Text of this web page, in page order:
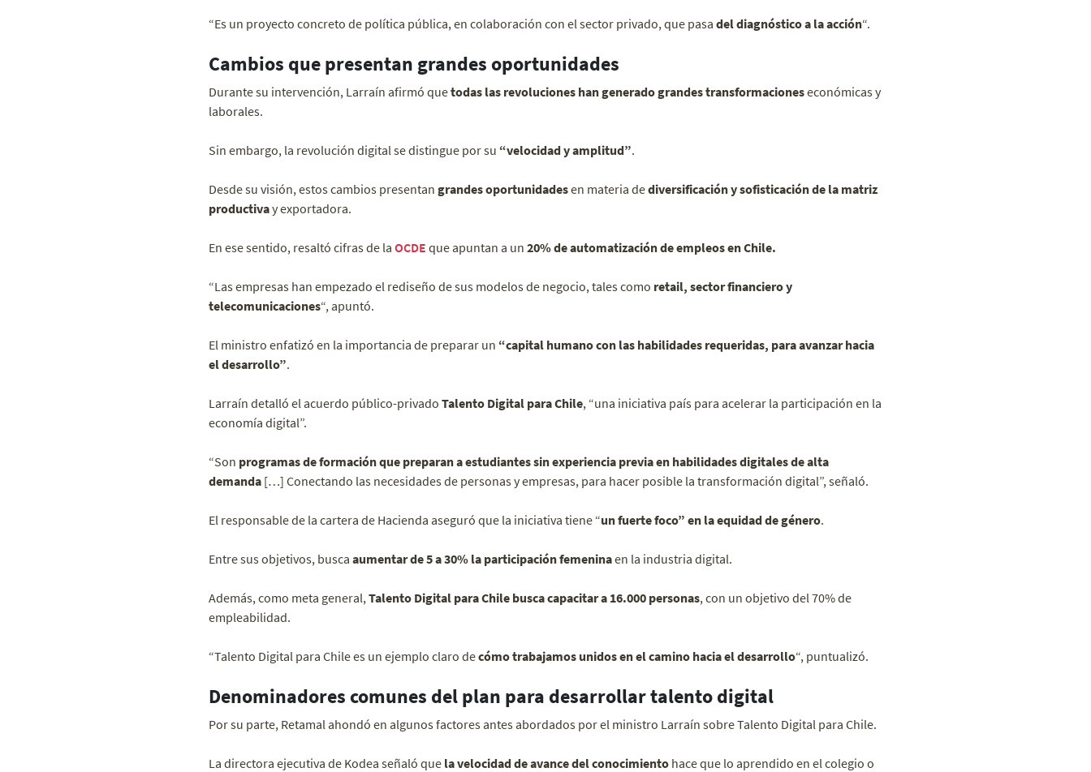
“Es un proyecto concreto de política pública, en colaboración con el sector privado, que pasa del diagnóstico a la acción“.
Cambios que presentan grandes oportunidades
Durante su intervención, Larraín afirmó quetodas las revoluciones han generado grandes transformacioneseconómicas y
laborales.
Sin embargo, la revolución digital se distingue por su “velocidad y amplitud”.
Desde su visión, estos cambios presentan grandes oportunidadesen materia dediversificación y sofisticación de la matriz
productivay exportadora.
En ese sentido, resaltó cifras de la OCDE que apuntan a un 20% de automatización de empleos en Chile.
“Las empresas han empezado el rediseño de sus modelos de negocio, tales como retail, sector financiero y
telecomunicaciones“, apuntó.
El ministro enfatizó en la importancia de preparar un “capital humano con las habilidades requeridas, para avanzar hacia
el desarrollo”.
Larraín detalló el acuerdo público-privado Talento Digital para Chile, “una iniciativa país para acelerar la participación en la
economía digital”.
“Son programas de formación que preparan a estudiantes sin experiencia previa en habilidades digitales de alta
demanda[…] Conectando las necesidades de personas y empresas, para hacer posible la transformación digital”, señaló.
El responsable de la cartera de Hacienda aseguró que la iniciativa tiene “un fuerte foco” en la equidad de género.
Entre sus objetivos, busca aumentar de 5 a 30% la participación femeninaen la industria digital.
Además, como meta general, Talento Digital para Chile busca capacitar a 16.000 personas, con un objetivo del 70% de
empleabilidad.
“Talento Digital para Chile es un ejemplo claro decómo trabajamos unidos en el camino hacia el desarrollo“, puntualizó.
Denominadores comunes del plan para desarrollar talento digital
Por su parte, Retamal ahondó en algunos factores antes abordados por el ministro Larraín sobre Talento Digital para Chile.
La directora ejecutiva de Kodea señaló que la velocidad de avance del conocimientohace que lo aprendido en el colegio o